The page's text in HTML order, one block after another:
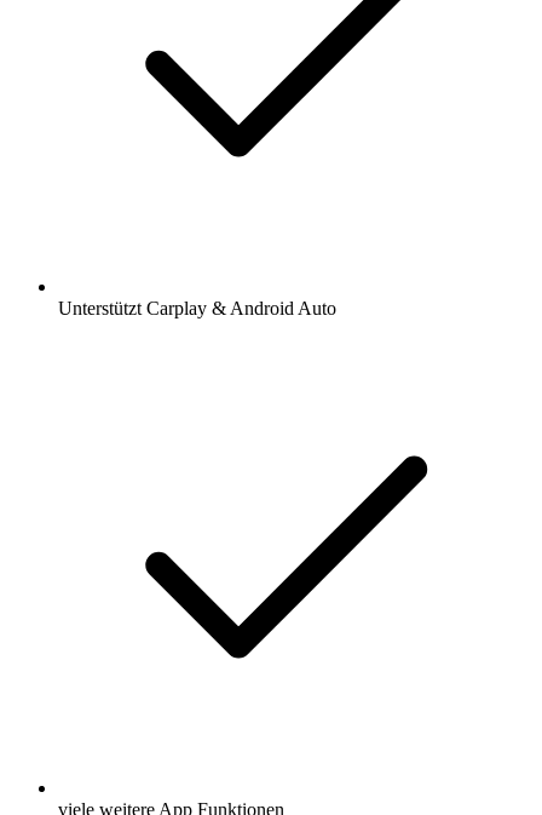
Unterstützt Carplay & Android Auto
viele weitere App Funktionen